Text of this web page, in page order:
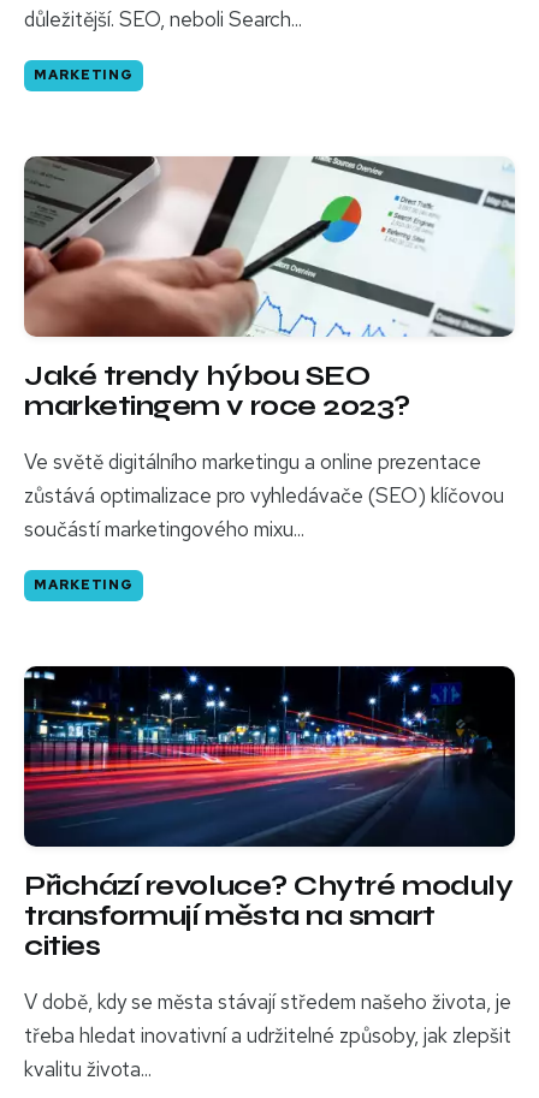
důležitější. SEO, neboli Search...
MARKETING
Jaké trendy hýbou SEO
marketingem v roce 2023?
Ve světě digitálního marketingu a online prezentace
zůstává optimalizace pro vyhledávače (SEO) klíčovou
součástí marketingového mixu...
MARKETING
Přichází revoluce? Chytré moduly
transformují města na smart
cities
V době, kdy se města stávají středem našeho života, je
třeba hledat inovativní a udržitelné způsoby, jak zlepšit
kvalitu života...